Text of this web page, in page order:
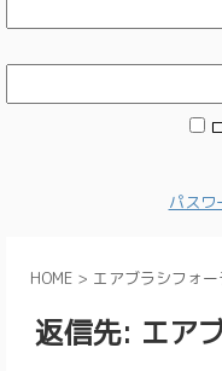
パスワ
HOME > エアブラシフォー
返信先: エア